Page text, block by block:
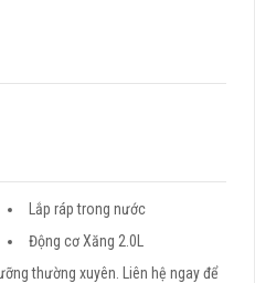
Lắp ráp trong nước
Động cơ Xăng 2.0L
thường xuyên. Liên hệ ngay để